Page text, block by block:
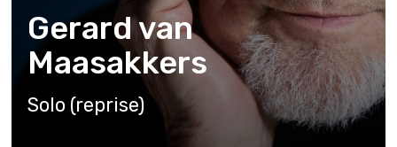
Gerard van
Maasakkers
Solo (reprise)
Facebook Whatsapp Instagram